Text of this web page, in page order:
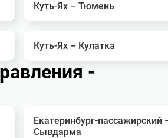
Куть-Ях – Тюмень
Куть-Ях – Кулатка
-
Екатеринбург-пассажирский
Сывдарма